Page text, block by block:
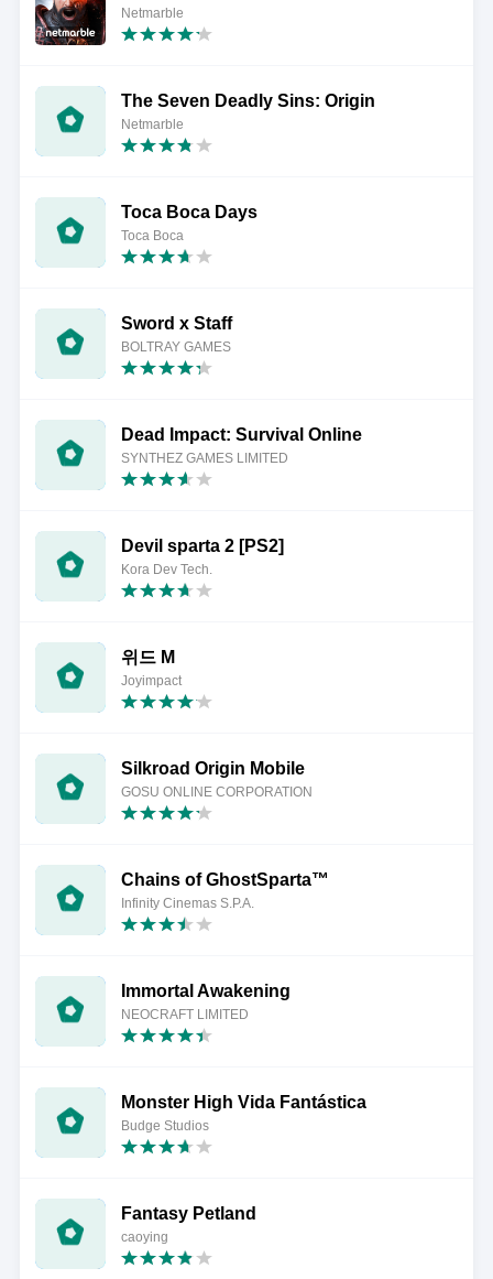
Netmarble
The Seven Deadly Sins: Origin
Netmarble
Toca Boca Days
Toca Boca
Sword x Staff
BOLTRAY GAMES
Dead Impact: Survival Online
SYNTHEZ GAMES LIMITED
Devil sparta 2 [PS2]
Kora Dev Tech.
위드 M
Joyimpact
Silkroad Origin Mobile
GOSU ONLINE CORPORATION
Chains of GhostSparta™
Infinity Cinemas S.P.A.
Immortal Awakening
NEOCRAFT LIMITED
Monster High Vida Fantástica
Budge Studios
Fantasy Petland
caoying